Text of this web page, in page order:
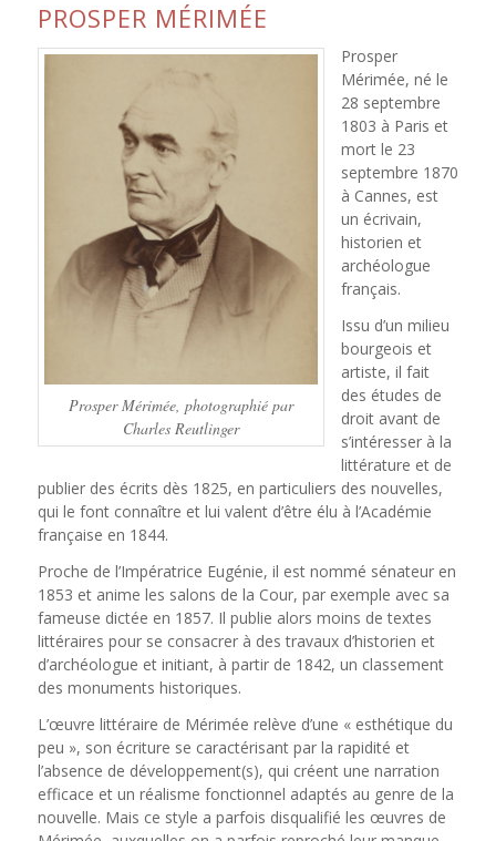
PROSPER MÉRIMÉE
Prosper Mérimée, photographié par
Charles Reutlinger
Prosper
Mérimée, né le
28 septembre
1803 à Paris et
mort le 23
septembre 1870
à Cannes, est
un écrivain,
historien et
archéologue
français.
Issu d’un milieu
bourgeois et
artiste, il fait
des études de
droit avant de
s’intéresser à la
littérature et de
publier des écrits dès 1825, en particuliers des nouvelles,
qui le font connaître et lui valent d’être élu à l’Académie
française en 1844.
Proche de l’Impératrice Eugénie, il est nommé sénateur en
1853 et anime les salons de la Cour, par exemple avec sa
fameuse dictée en 1857. Il publie alors moins de textes
littéraires pour se consacrer à des travaux d’historien et
d’archéologue et initiant, à partir de 1842, un classement
des monuments historiques.
L’œuvre littéraire de Mérimée relève d’une « esthétique du
peu », son écriture se caractérisant par la rapidité et
l’absence de développement(s), qui créent une narration
efficace et un réalisme fonctionnel adaptés au genre de la
nouvelle. Mais ce style a parfois disqualifié les œuvres de